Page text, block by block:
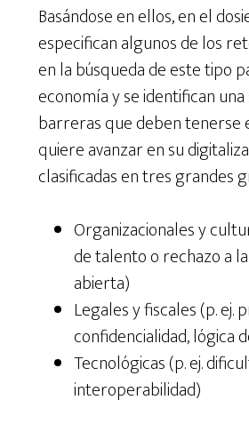
Basándose en ellos, en el
especifican algunos de los
en la búsqueda de este tipo
economía y se identifican
barreras que deben tenerse
quiere avanzar en su
clasificadas en tres grandes
Organizacionales y
de talento o rechazo a
abierta)
Legales y fiscales (p. ej.
confidencialidad, lógica
Tecnológicas (p. ej.
interoperabilidad)